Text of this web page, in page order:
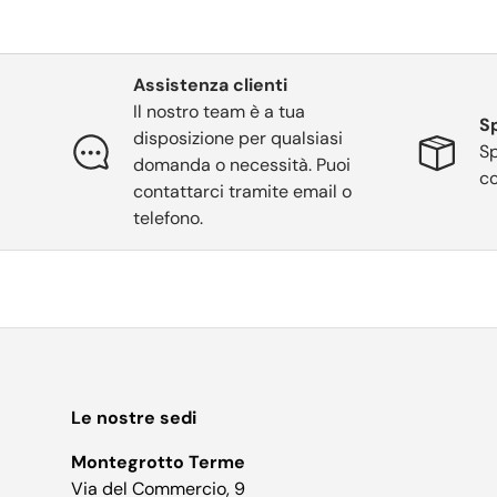
Assistenza clienti
Il nostro team è a tua
disposizione per qualsiasi
domanda o necessità. Puoi
contattarci tramite email o
telefono.
Le nostre sedi
Montegrotto Terme
Via del Commercio, 9